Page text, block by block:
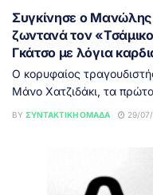
Συγκίνησε ο
ζωντανά τον
Γκάτσο με λόγια
Ο κορυφαίος
Μάνο Χατζιδάκι, τα
BY ΣΥΝΤΑΚΤΙΚΉ ΟΜΆΔΑ 29/